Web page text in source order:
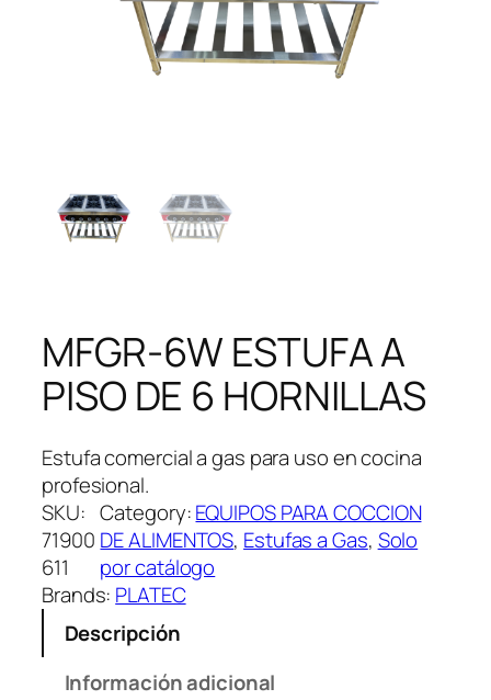
MFGR-6W ESTUFA A
PISO DE 6 HORNILLAS
Estufa comercial a gas para uso en cocina
profesional.
SKU:
71900
611
Category:EQUIPOS PARA COCCION
DE ALIMENTOS, Estufas a Gas, Solo
por catálogo
Brands: PLATEC
Descripción
Información adicional